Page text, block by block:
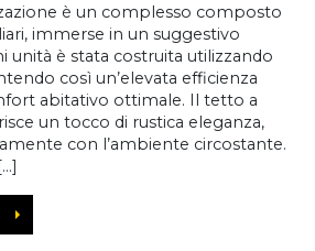
è un complesso composto
immerse in un suggestivo
unità è stata costruita utilizzando
così un’elevata efficienza
abitativo ottimale. Il tetto a
un tocco di rustica eleganza,
con l’ambiente circostante.